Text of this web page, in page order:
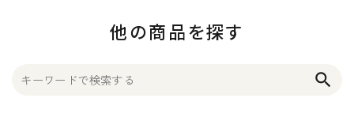
他の商品を探す
search